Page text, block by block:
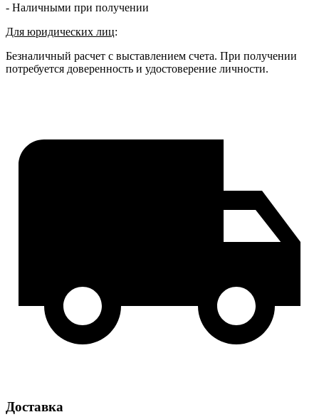
- Наличными при получении
Для юридических лиц:
Безналичный расчет с выставлением счета. При получении
потребуется доверенность и удостоверение личности.
Доставка